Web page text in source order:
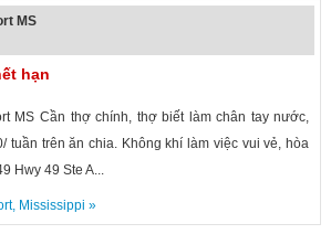
MS
hạn
MS Cần thợ chính, thợ biết làm chân tay nước,
tuần trên ăn chia. Không khí làm việc vui vẻ, hòa
Hwy 49 Ste A...
, Mississippi »